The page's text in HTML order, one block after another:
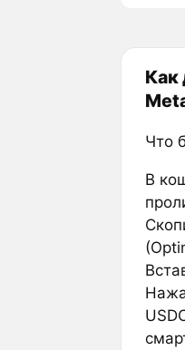
Как
Что
В